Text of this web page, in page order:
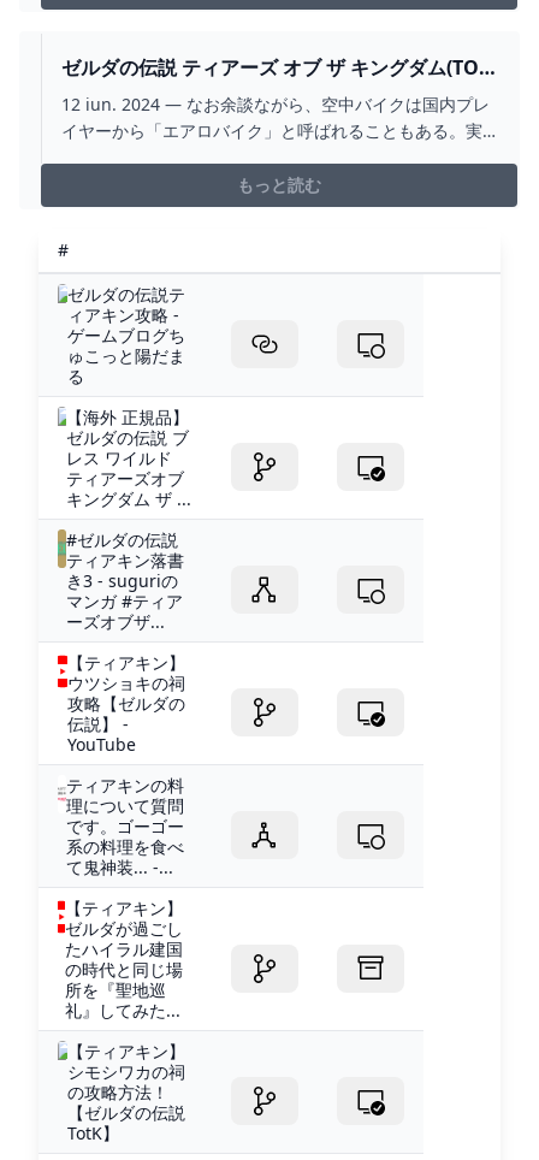
ゼルダの伝説 ティアーズ オブ ザ キングダム(TOK)
の攻略まとめ記事アンテナです。 2024
12 iun. 2024 — なお余談ながら、空中バイクは国内プレ
イヤーから「エアロバイク」と呼ばれることもある。実
もっと読む
#
ゼルダの伝説テ
ィアキン攻略 -
ゲームブログち
ゅこっと陽だま
る
【海外 正規品】
ゼルダの伝説 ブ
レス ワイルド
ティアーズオブ
キングダム ザ ...
#ゼルダの伝説
ティアキン落書
き3 - suguriの
マンガ #ティア
ーズオブザ...
【ティアキン】
ウツショキの祠
攻略【ゼルダの
伝説】 -
YouTube
ティアキンの料
理について質問
です。ゴーゴー
系の料理を食べ
て鬼神装... -...
【ティアキン】
ゼルダが過ごし
たハイラル建国
の時代と同じ場
所を『聖地巡
礼』してみた...
【ティアキン】
シモシワカの祠
の攻略方法！
【ゼルダの伝説
TotK】